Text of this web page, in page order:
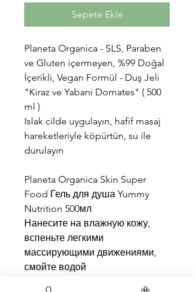
Sepete Ekle
Planeta Organica - SLS, Paraben
ve Gluten içermeyen, %99 Doğal
İçerikli, Vegan Formül - Duş Jeli
"Kiraz ve Yabani Domates" ( 500
ml )
Islak cilde uygulayın, hafif masaj
hareketleriyle köpürtün, su ile
durulayın
Planeta Organica Skin Super
Food Гель для душа Yummy
Nutrition 500мл
Нанесите на влажную кожу,
вспеньте легкими
массирующими движениями,
смойте водой